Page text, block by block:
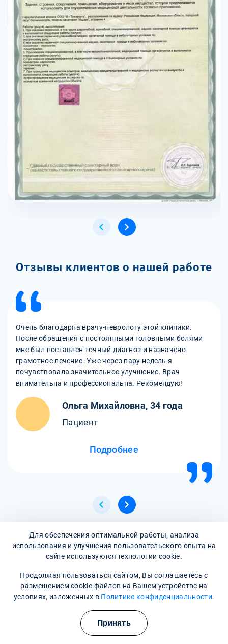
Отзывы клиентов о нашей работе
Очень благодарна врачу-неврологу этой клиники.
После обращения с постоянными головными болями
мне был поставлен точный диагноз и назначено
грамотное лечение. Уже через пару недель я
почувствовала значительное улучшение. Врач
внимательна и профессиональна. Рекомендую!
Ольга Михайловна, 34 года
Пациент
Подробнее
Все отзывы
Написать отзыв
Часто задаваемые вопросы
Для обеспечения оптимальной работы, анализа
использования и улучшения пользовательского опыта на
сайте используются технологии cookie.
Продолжая пользоваться сайтом, Вы соглашаетесь с
размещением cookie-файлов на Вашем устройстве на
условиях, изложенных в Политике конфиденциальности.
Принять